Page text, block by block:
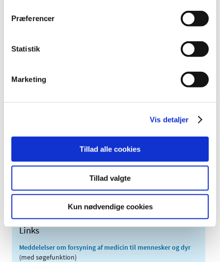
Præferencer
Statistik
Marketing
Vis detaljer
Tillad alle cookies
Tillad valgte
Kun nødvendige cookies
maj (1)
marts (3)
januar (6)
2005 (2)
Links
Meddelelser om forsyning af medicin til mennesker og dyr
(med søgefunktion)